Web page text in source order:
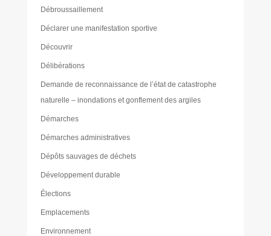
Débroussaillement
Déclarer une manifestation sportive
Découvrir
Délibérations
Demande de reconnaissance de l’état de catastrophe
naturelle – inondations et gonflement des argiles
Démarches
Démarches administratives
Dépôts sauvages de déchets
Développement durable
Élections
Emplacements
Environnement